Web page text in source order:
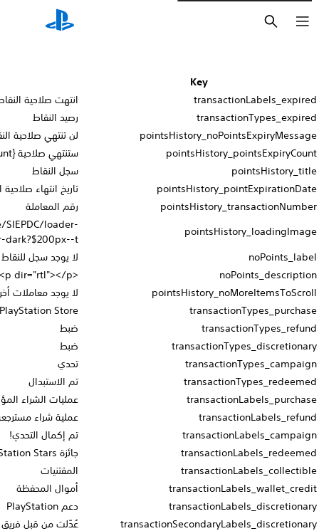
انتهت صلاحية النقاط
رصيد النقاط
لن تنتهي صلاحية النقاط هذا الشهر.
ستنتهي صلاحية {count} من النقاط في {date}.
سجل النقاط
تاريخ انتهاء صلاحية النقاط: {date}
رقم المعاملة
https://gmedia.playstation.com/is/image/SIEPDC/loader-
spinner-dark?$200px--t$
لا يوجد سجل للنقاط
<p dir="rtl"></p>
لا يوجد معاملات أخرى لعرضها
PlayStation Store
ضبط
ضبط
تحدي
تم الاستبدال
عمليات الشراء المؤهلة للنقاط
عملية شراء مسترجعة
تم إكمال التحدي!
جائزة PlayStation Stars
المقتنيات
أموال المحفظة
دعم PlayStation
عُدّلت من قبل فريق دعم PlayStation